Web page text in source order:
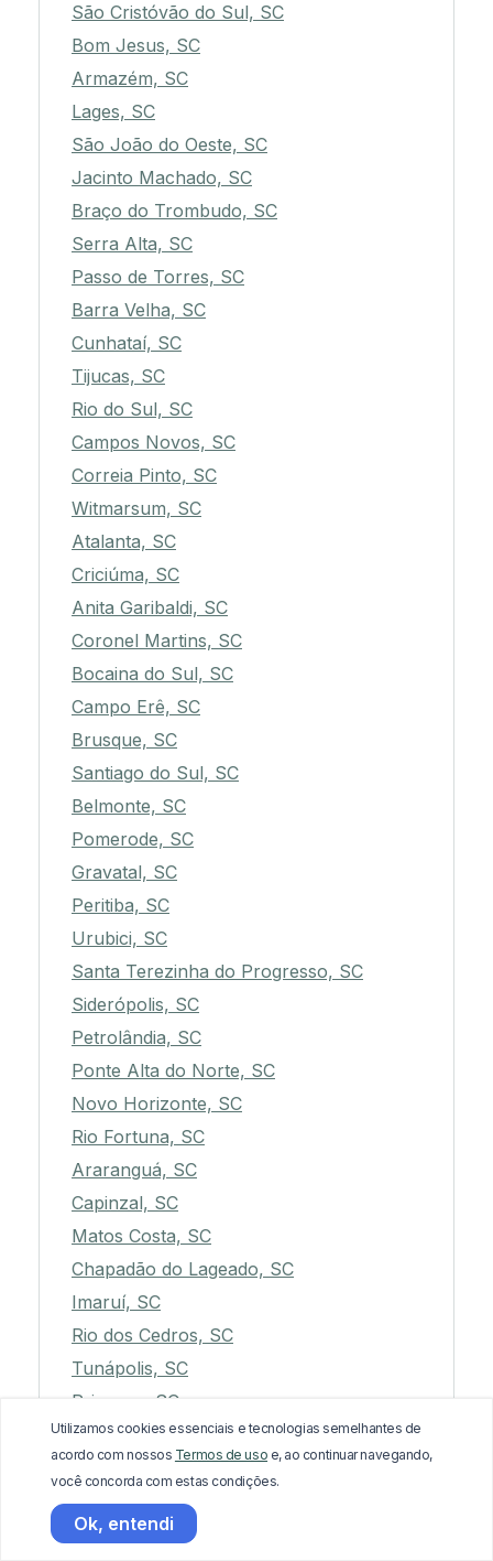
São Cristóvão do Sul, SC
Bom Jesus, SC
Armazém, SC
Lages, SC
São João do Oeste, SC
Jacinto Machado, SC
Braço do Trombudo, SC
Serra Alta, SC
Passo de Torres, SC
Barra Velha, SC
Cunhataí, SC
Tijucas, SC
Rio do Sul, SC
Campos Novos, SC
Correia Pinto, SC
Witmarsum, SC
Atalanta, SC
Criciúma, SC
Anita Garibaldi, SC
Coronel Martins, SC
Bocaina do Sul, SC
Campo Erê, SC
Brusque, SC
Santiago do Sul, SC
Belmonte, SC
Pomerode, SC
Gravatal, SC
Peritiba, SC
Urubici, SC
Santa Terezinha do Progresso, SC
Siderópolis, SC
Petrolândia, SC
Ponte Alta do Norte, SC
Novo Horizonte, SC
Rio Fortuna, SC
Araranguá, SC
Capinzal, SC
Matos Costa, SC
Chapadão do Lageado, SC
Imaruí, SC
Rio dos Cedros, SC
Tunápolis, SC
Princesa, SC
Arvoredo, SC
Irineópolis, SC
Lauro Müller, SC
Guaramirim, SC
Utilizamos cookies essenciais e tecnologias semelhantes de
acordo com nossos Termos de uso e, ao continuar navegando,
você concorda com estas condições.
Ok, entendi